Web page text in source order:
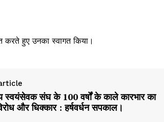
हुए उनका स्वागत किया।
स्वयंसेवक संघ के 100 वर्षों के काले कारभार का
और धिक्कार : हर्षवर्धन सपकाल।